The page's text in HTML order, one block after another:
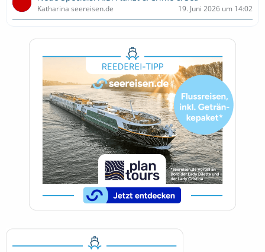
Katharina seereisen.de 19. Juni 2026 um 14:02